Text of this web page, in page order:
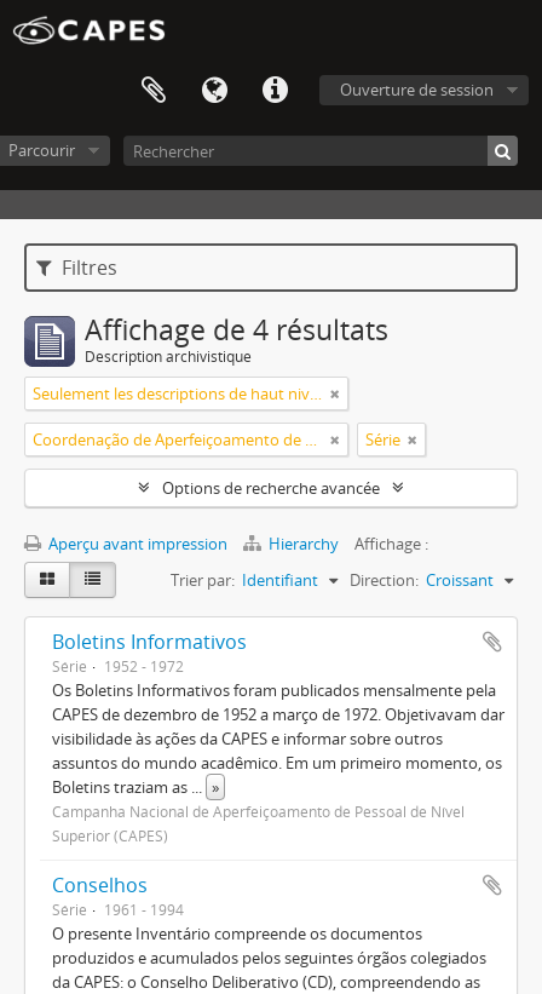
Ouverture de session
Parcourir
Filtres
Affichage de 4 résultats
Description archivistique
Seulement les descriptions de haut niveau
Coordenação de Aperfeiçoamento de Pessoal de Nível Superior (CAPES) Série
Options de recherche avancée
Aperçu avant impression Hierarchy
Affichage :
Trier par: Identifiant Direction: Croissant
Boletins Informativos
Série 1952 - 1972
Os Boletins Informativos foram publicados mensalmente pela
CAPES de dezembro de 1952 a março de 1972. Objetivavam dar
visibilidade às ações da CAPES e informar sobre outros
assuntos do mundo acadêmico. Em um primeiro momento, os
Boletins traziam as ... »
Campanha Nacional de Aperfeiçoamento de Pessoal de Nível
Superior (CAPES)
Conselhos
Série 1961 - 1994
O presente Inventário compreende os documentos
produzidos e acumulados pelos seguintes órgãos colegiados
da CAPES: o Conselho Deliberativo (CD), compreendendo as